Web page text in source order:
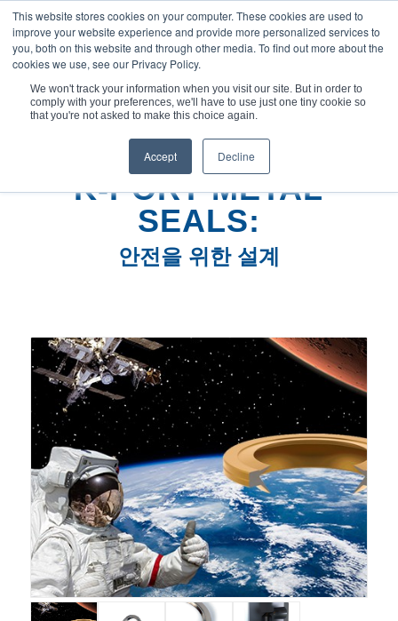
This website stores cookies on your computer. These cookies are used to
improve your website experience and provide more personalized services to
you, both on this website and through other media. To find out more about the
cookies we use, see our Privacy Policy.
We won't track your information when you visit our site. But in order to
comply with your preferences, we'll have to use just one tiny cookie so
that you're not asked to make this choice again.
Accept Decline
현재 위치: 홈 / K-포트 메탈 씰: 엔지니어링...
K-PORT METAL
SEALS:
안전을 위한 설계